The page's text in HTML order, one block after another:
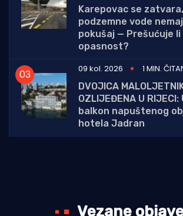
Karepovac se
podzemne vode
pokušaj — Prešućuje li
opasnost?
09 kol. 2026
1 MIN.
DVOJICA
OZLIJEĐENA U
balkon napuštenog
hotela Jadran
Vezane